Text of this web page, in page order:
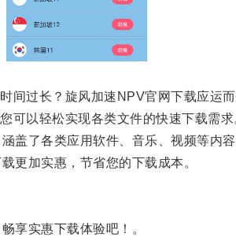
长？旋风加速NPV官网下载应运而
以轻松实现各类文件的快速下载需求
了各类应用软件、音乐、视频等内容
加实惠，节省您的下载成本。
实惠下载体验吧！。